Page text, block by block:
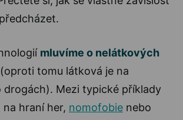
mluvíme o nelátkových
(oproti tomu látková je na
drogách). Mezi typické příklady
hraní her, nomofobie nebo